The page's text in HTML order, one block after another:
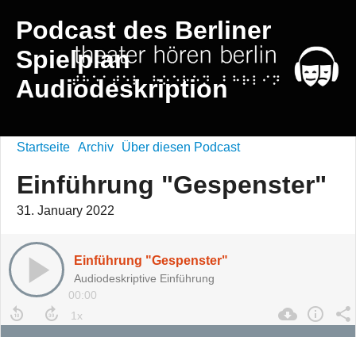
Podcast des Berliner
Spielplan
Audiodeskription
Startseite Archiv Über diesen Podcast
Einführung "Gespenster"
31. January 2022
Einführung "Gespenster"
Audiodeskriptive Einführung
00:00